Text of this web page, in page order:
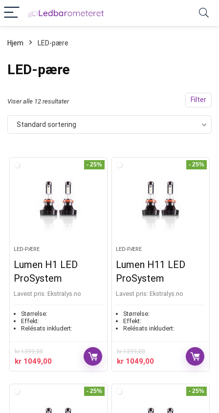
Hjem LED-pære
LED-pære
Filter
Viser alle 12 resultater
Standard sortering
- 25%
LED-PÆRE
Lumen H1 LED
ProSystem
Lavest pris: ekstralys.no
Størrelse:
Effekt:
Relésats inkludert:
kr1399,00
kr 1049,00
- 25%
LED-PÆRE
Lumen H11 LED
ProSystem
Lavest pris: ekstralys.no
Størrelse:
Effekt:
Relésats inkludert:
kr1399,00
kr 1049,00
- 25% - 25%